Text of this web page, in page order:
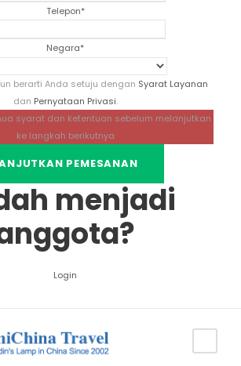
Telepon*
Negara*
berarti Anda setuju dengan Syarat Layanan
dan Pernyataan Privasi.
syarat dan ketentuan sebelum melanjutkan
ke langkah berikutnya
menjadi
Login